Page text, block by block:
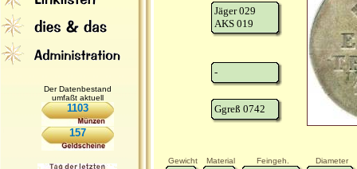
Der Datenbestand
umfaßt aktuell
1103
157
Jäger 029
AKS 019
-
Ggreß 0742
Gewicht Material Feingeh. Diameter